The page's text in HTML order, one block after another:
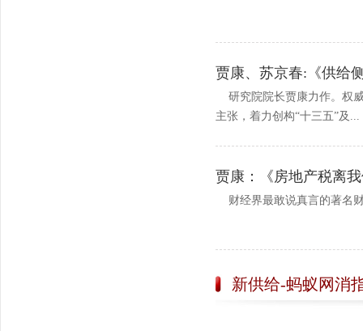
贾康、苏京春:《供给
研究院院长贾康力作。权
主张，着力创构“十三五”及...
贾康：《房地产税离
财经界最敢说真言的著名
新供给-蚂蚁网消